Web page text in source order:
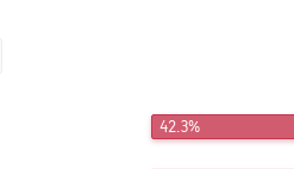
42.3%